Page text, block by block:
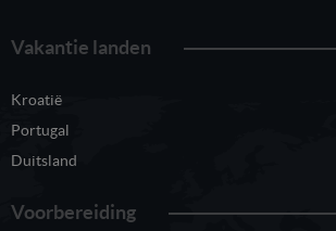
Vakantie landen
Kroatië
Portugal
Duitsland
Voorbereiding